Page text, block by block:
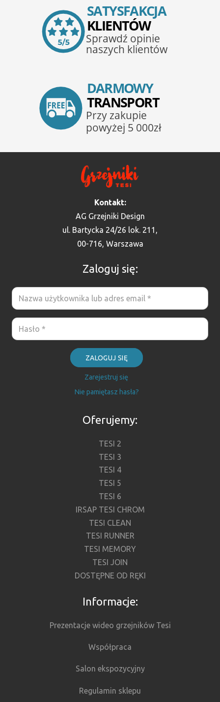
Kontakt:
AG Grzejniki Design
ul. Bartycka 24/26 lok. 211,
00-716, Warszawa
Zaloguj się:
ZALOGUJ SIĘ
Zarejestruj się
Nie pamiętasz hasła?
Oferujemy:
TESI 2
TESI 3
TESI 4
TESI 5
TESI 6
IRSAP TESI CHROM
TESI CLEAN
TESI RUNNER
TESI MEMORY
TESI JOIN
DOSTĘPNE OD RĘKI
Informacje:
Prezentacje wideo grzejników Tesi
Współpraca
Salon ekspozycyjny
Regulamin sklepu